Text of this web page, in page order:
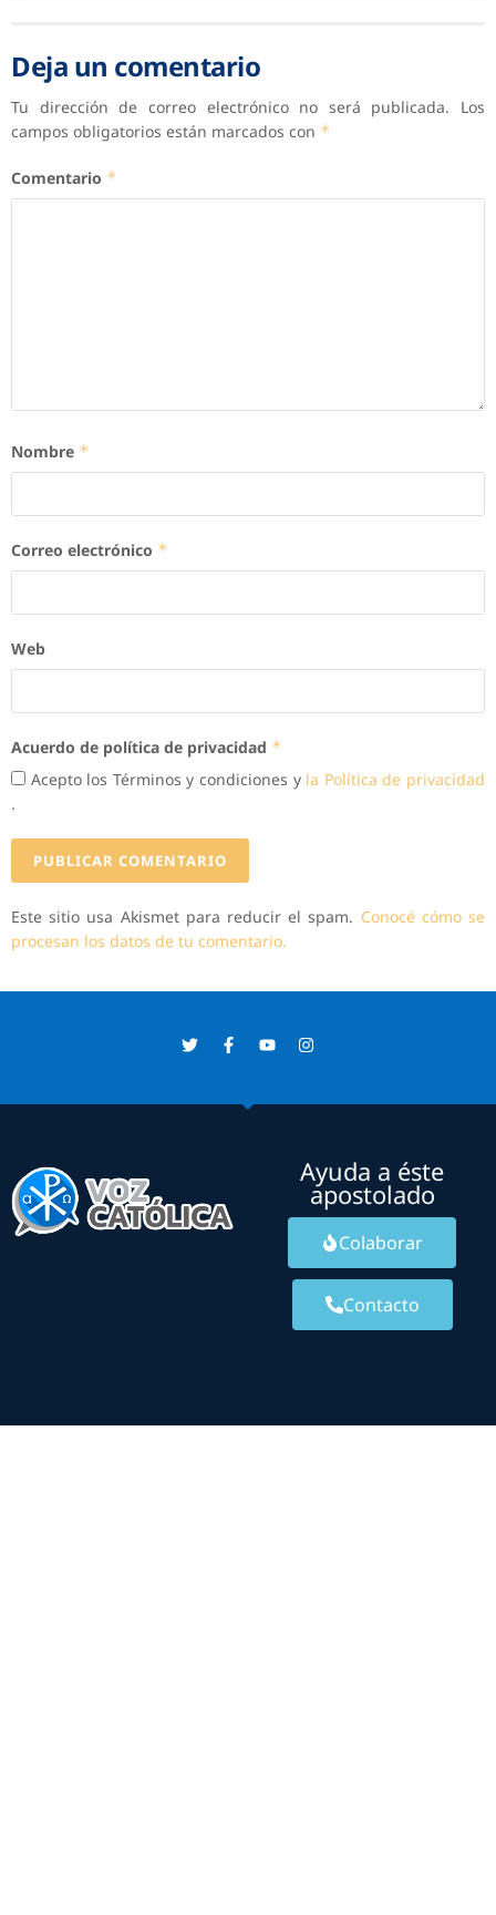
Deja un comentario
Tu dirección de correo electrónico no será publicada.
Los
campos obligatorios están marcados con *
Comentario *
Nombre *
Correo electrónico *
Web
Acuerdo de política de privacidad *
Acepto los Términos y condiciones y la Política de privacidad
.
Este sitio usa Akismet para reducir el spam. Conocé cómo se
procesan los datos de tu comentario.
Ayuda a éste
apostolado
Colaborar
Contacto